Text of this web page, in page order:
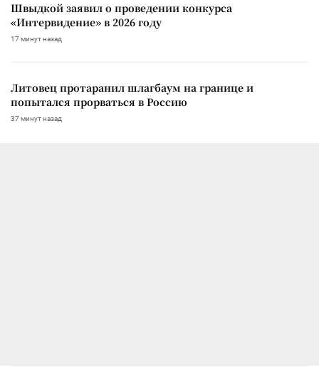
Швыдкой заявил о проведении конкурса
«Интервидение» в 2026 году
17 минут назад
Литовец протаранил шлагбаум на границе и
попытался прорваться в Россию
37 минут назад